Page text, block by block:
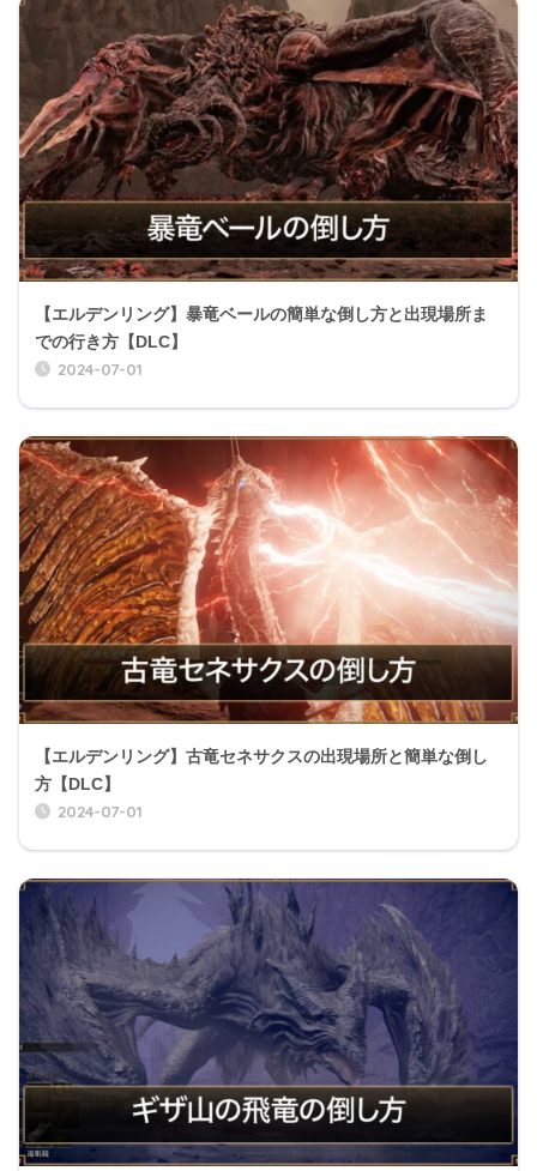
【エルデンリング】暴竜ベールの簡単な倒し方と出現場所ま
での行き方【DLC】
2024-07-01
【エルデンリング】古竜セネサクスの出現場所と簡単な倒し
方【DLC】
2024-07-01